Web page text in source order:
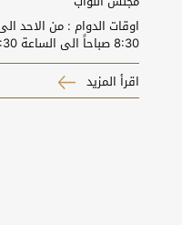
اوقات الدوام : من الاحد
8:30 صباحاً الى الساعة 3:30 مساءا
اقرأ المزيد